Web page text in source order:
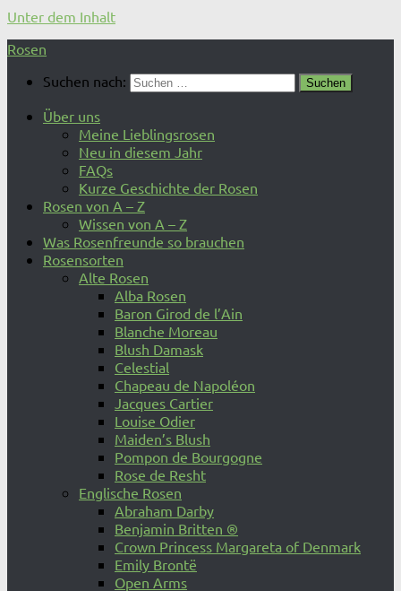
Unter dem Inhalt
Rosen
Suchen nach:
Über uns
Meine Lieblingsrosen
Neu in diesem Jahr
FAQs
Kurze Geschichte der Rosen
Rosen von A – Z
Wissen von A – Z
Was Rosenfreunde so brauchen
Rosensorten
Alte Rosen
Alba Rosen
Baron Girod de l’Ain
Blanche Moreau
Blush Damask
Celestial
Chapeau de Napoléon
Jacques Cartier
Louise Odier
Maiden’s Blush
Pompon de Bourgogne
Rose de Resht
Englische Rosen
Abraham Darby
Benjamin Britten ®
Crown Princess Margareta of Denmark
Emily Brontë
Open Arms